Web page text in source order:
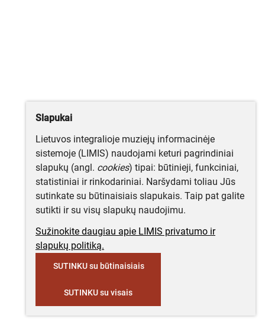
Slapukai
Lietuvos integralioje muziejų informacinėje
sistemoje (LIMIS) naudojami keturi pagrindiniai
slapukų (angl. cookies) tipai: būtinieji, funkciniai,
statistiniai ir rinkodariniai. Naršydami toliau Jūs
sutinkate su būtinaisiais slapukais. Taip pat galite
sutikti ir su visų slapukų naudojimu.
Sužinokite daugiau apie LIMIS privatumo ir
slapukų politiką.
SUTINKU su būtinaisiais
SUTINKU su visais